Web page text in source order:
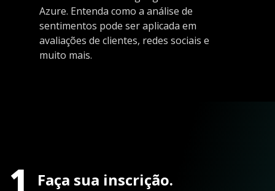
Azure. Entenda como a análise de
sentimentos pode ser aplicada em
avaliações de clientes, redes sociais e
muito mais.
1 Faça sua inscrição.